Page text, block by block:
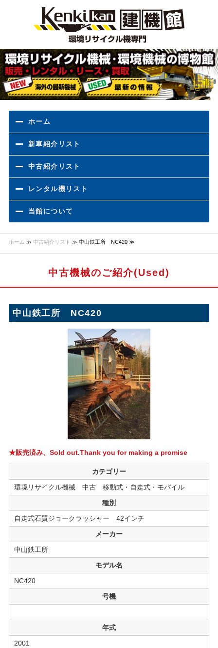
ホーム
新車紹介リスト
中古紹介リスト
レンタル機リスト
当館について
ホーム ≫ 中古紹介リスト ≫ 中山鉄工所 NC420 ≫
中古機械のご紹介(Used)
中山鉄工所 NC420
★販売済み、Sold out.Thank you for making a promise
カテゴリー
環境リサイクル機械 中古 移動式・自走式・モバイル
種別
自走式石質ジョークラッシャー 42インチ
メーカー
中山鉄工所
モデル名
NC420
号機
年式
2001